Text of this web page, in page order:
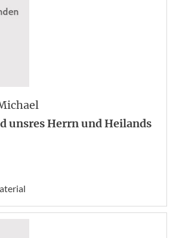
unsres Herrn und Heilands